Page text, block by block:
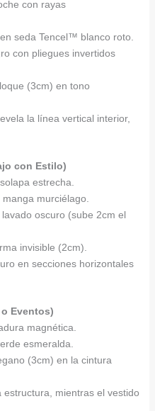
con rayas
seda Tencel™ blanco roto.
con pliegues invertidos
(3cm) en tono
la línea vertical interior,
con Estilo)
estrecha.
murciélago.
oscuro (sube 2cm el
invisible (2cm).
en secciones horizontales
Eventos)
magnética.
esmeralda.
(3cm) en la cintura
mientras el vestido